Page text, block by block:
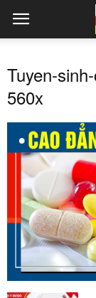
Tuyen-
560x